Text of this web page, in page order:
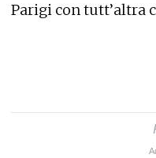
Parigi con tutt’altra